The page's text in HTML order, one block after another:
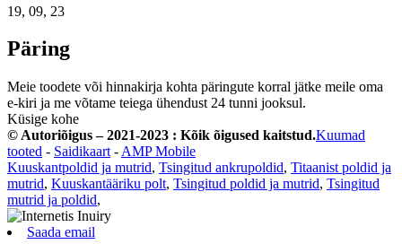
19, 09, 23
Päring
Meie toodete või hinnakirja kohta päringute korral jätke meile oma
e-kiri ja me võtame teiega ühendust 24 tunni jooksul.
Küsige kohe
© Autoriõigus – 2021-2023 : Kõik õigused kaitstud.Kuumad
tooted - Saidikaart - AMP Mobile
Kuuskantpoldid ja mutrid, Tsingitud ankrupoldid, Titaanist poldid ja
mutrid, Kuuskantääriku polt, Tsingitud poldid ja mutrid, Tsingitud
mutrid ja poldid,
Saada email